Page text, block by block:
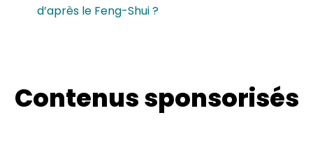
d’après le Feng-Shui ?
Contenus sponsorisés